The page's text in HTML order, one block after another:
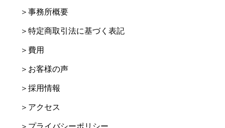
＞事務所概要
＞特定商取引法に基づく表記
＞費用
＞お客様の声
＞採用情報
＞アクセス